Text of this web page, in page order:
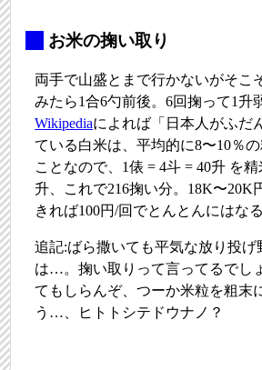
お米の掬い取り
両手で山盛とまで行かないがそこ
みたら1合6勺前後。6回掬って1升
Wikipediaによれば「日本人がふだ
ている白米は、平均的に8〜10％
ことなので、1俵 = 4斗 = 40升 を
升、これで216掬い分。18K〜20K
きれば100円/回でとんとんにはな
追記:ばら撒いても平気な放り投げ
は…。掬い取りって言ってるでし
てもしらんぞ、つーか米粒を粗末
う…、ヒトトシテドウナノ？